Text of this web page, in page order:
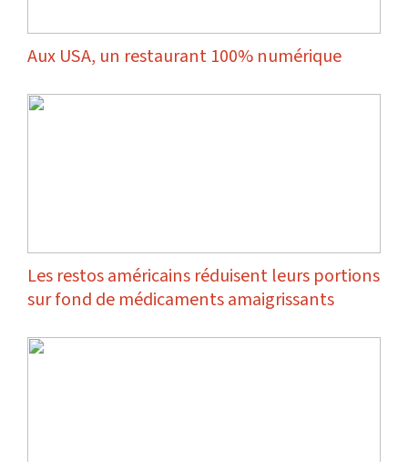
Aux USA, un restaurant 100% numérique
Les restos américains réduisent leurs portions
sur fond de médicaments amaigrissants